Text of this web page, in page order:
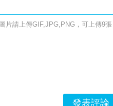
圖片請上傳GIF,JPG,PNG，可上傳9
發表評論